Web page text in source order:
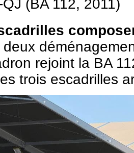
(BA 112, 2011)
rejoint la BA
trois escadrilles